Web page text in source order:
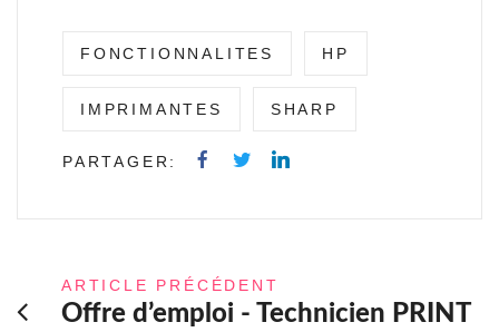
FONCTIONNALITES HP
IMPRIMANTES SHARP
PARTAGER:
ARTICLE PRÉCÉDENT
Offre d’emploi - Technicien PRINT